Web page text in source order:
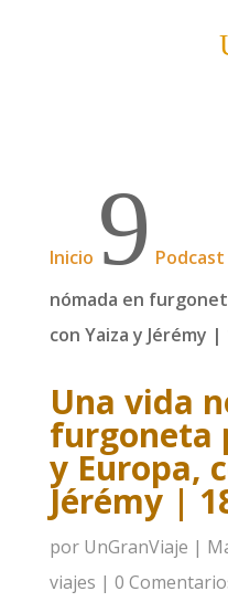
Inicio 9
nómada en
con Yaiza y Jérémy |
Una vida
furgoneta
y Europa,
Jérémy |
por UnGranViaje |
viajes | 0